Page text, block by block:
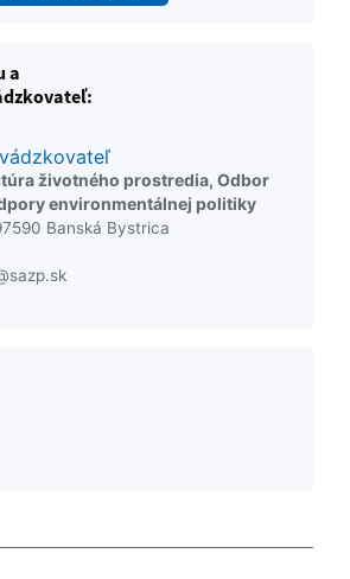
a
životného prostredia, Odbor
environmentálnej politiky
Banská Bystrica